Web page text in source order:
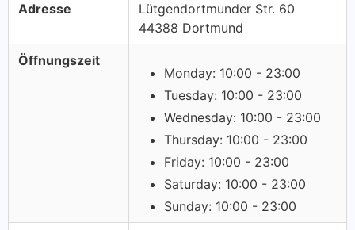
Adresse
Lütgendortmunder Str. 60
44388 Dortmund
Öffnungszeit
Monday: 10:00 - 23:00
Tuesday: 10:00 - 23:00
Wednesday: 10:00 - 23:00
Thursday: 10:00 - 23:00
Friday: 10:00 - 23:00
Saturday: 10:00 - 23:00
Sunday: 10:00 - 23:00